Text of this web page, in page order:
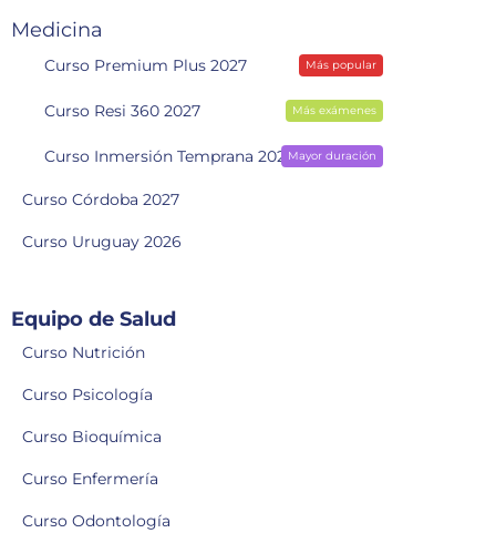
Medicina
Curso Premium Plus 2027 Más popular
Curso Resi 360 2027 Más exámenes
Curso Inmersión Temprana 2028Mayor duración
Curso Córdoba 2027
Curso Uruguay 2026
Equipo de Salud
Curso Nutrición
Curso Psicología
Curso Bioquímica
Curso Enfermería
Curso Odontología